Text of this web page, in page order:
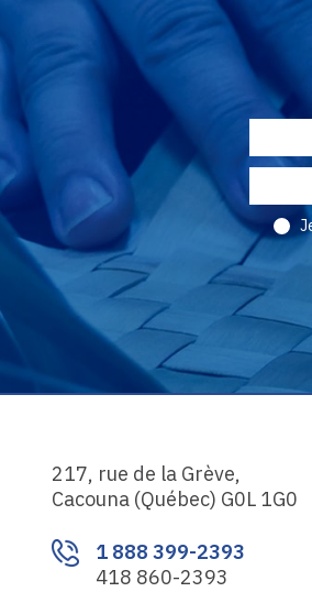
217, rue de la Grève,
Cacouna (Québec) G0L 1G0
1 888 399-2393
418 860-2393